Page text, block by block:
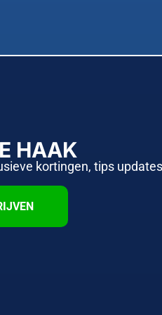
HAAK
kortingen, tips